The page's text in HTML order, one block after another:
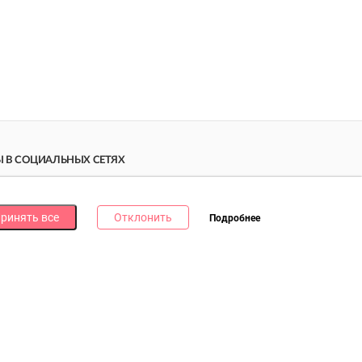
все Отклонить Подробнее
В СОЦИАЛЬНЫХ СЕТЯХ
за каждую!